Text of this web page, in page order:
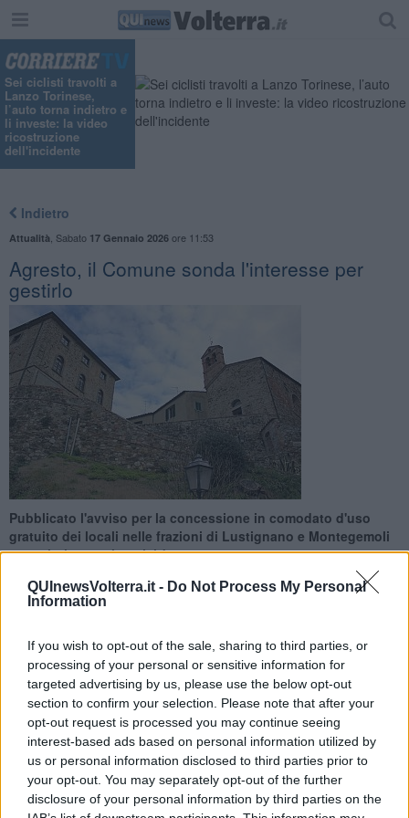
QUInewsVolterra.it - Do Not Process My Personal
Information
If you wish to opt-out of the sale, sharing to third parties, or
processing of your personal or sensitive information for
targeted advertising by us, please use the below opt-out
section to confirm your selection. Please note that after your
opt-out request is processed you may continue seeing
interest-based ads based on personal information utilized by
us or personal information disclosed to third parties prior to
your opt-out. You may separately opt-out of the further
disclosure of your personal information by third parties on the
Sei ciclisti travolti a
Lanzo Torinese,
l’auto torna indietro e
li investe: la video
ricostruzione
dell'incidente
Indietro
Attualità Sabato 17 Gennaio 2026ore 11:53
Agresto, il Comune sonda l'interesse per
gestirlo
Pubblicato l'avviso per la concessione in comodato d'uso
gratuito dei locali nelle frazioni di Lustignano e Montegemoli
per valorizzarne le attività
POMARANCE —Valorizzare e incrementare le attività sociali e
formative, scommettere sull'inclusione e su un territorio
coinvolgente. Sono gli obiettivi che hanno spinto il Comune di
Pomarance a pubblicare un avviso di manifestazione
d'interesseper la concessione in comodato d'uso gratuito dei
locali chiamati “Agresto” nelle frazioni di Lustignano e
Montegemoli.
Gli operatori che intenderanno partecipare avranno l'obbligo di